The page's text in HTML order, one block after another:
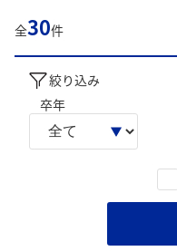
全30件
絞り込み
卒年